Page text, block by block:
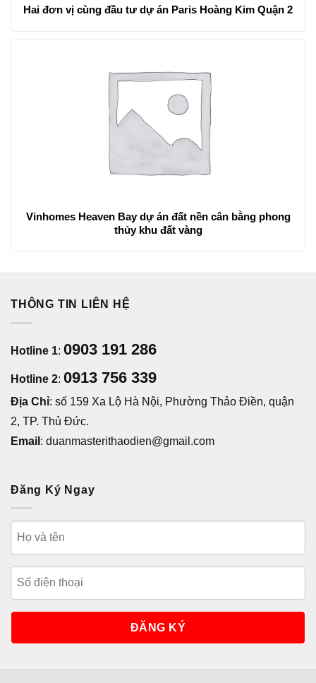
Hai đơn vị cùng đầu tư dự án Paris Hoàng Kim Quận 2
Vinhomes Heaven Bay dự án đất nền cân bằng phong
thủy khu đất vàng
THÔNG TIN LIÊN HỆ
Hotline 1: 0903 191 286
Hotline 2: 0913 756 339
Địa Chỉ: số 159 Xa Lộ Hà Nội, Phường Thảo Điền, quận
2, TP. Thủ Đức.
Email : duanmasterithaodien@gmail.com
Đăng Ký Ngay